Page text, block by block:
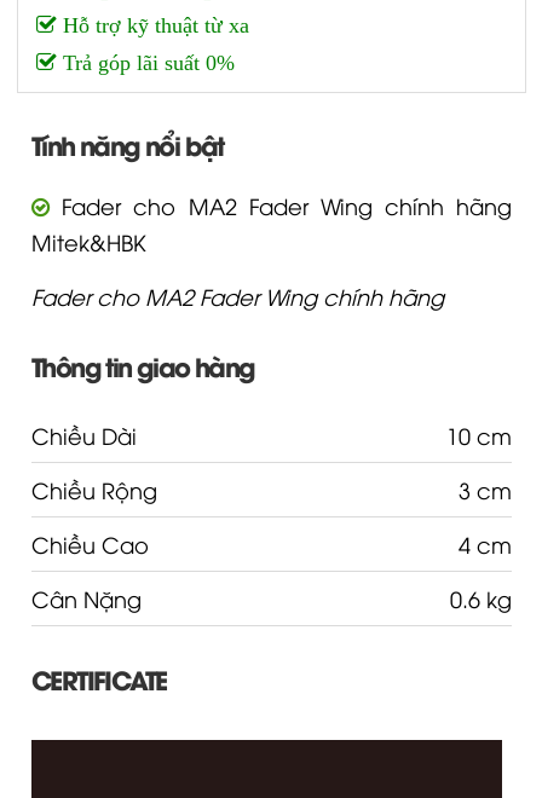
Hỗ trợ kỹ thuật từ xa
Trả góp lãi suất 0%
Tính năng nổi bật
Fader cho MA2 Fader Wing chính hãng
Mitek&HBK
Fader cho MA2 Fader Wing chính hãng
Thông tin giao hàng
Chiều Dài
10 cm
Chiều Rộng
3 cm
Chiều Cao
4 cm
Cân Nặng
0.6 kg
CERTIFICATE